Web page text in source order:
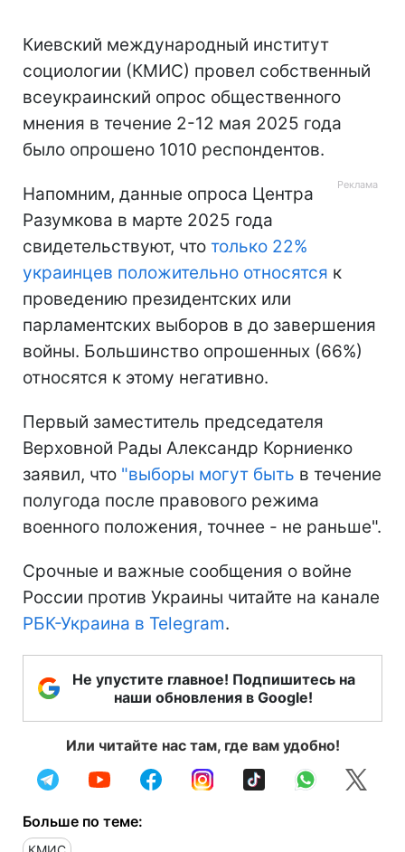
Киевский международный институт
социологии (КМИС) провел собственный
всеукраинский опрос общественного
мнения в течение 2-12 мая 2025 года
было опрошено 1010 респондентов.
Напомним, данные опроса Центра
Разумкова в марте 2025 года
свидетельствуют, что только 22%
украинцев положительно относятся к
проведению президентских или
парламентских выборов в до завершения
войны. Большинство опрошенных (66%)
относятся к этому негативно.
Первый заместитель председателя
Верховной Рады Александр Корниенко
заявил, что "выборы могут быть в течение
полугода после правового режима
военного положения, точнее - не раньше".
Срочные и важные сообщения о войне
России против Украины читайте на канале
РБК-Украина в Telegram.
Не упустите главное! Подпишитесь на
наши обновления в Google!
Или читайте нас там, где вам удобно!
Больше по теме: